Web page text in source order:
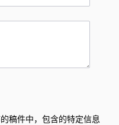
稿件中，包含的特定信息